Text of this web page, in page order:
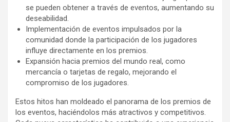
se pueden obtener a través de eventos, aumentando su
deseabilidad.
Implementación de eventos impulsados por la
comunidad donde la participación de los jugadores
influye directamente en los premios.
Expansión hacia premios del mundo real, como
mercancía o tarjetas de regalo, mejorando el
compromiso de los jugadores.
Estos hitos han moldeado el panorama de los premios de
los eventos, haciéndolos más atractivos y competitivos.